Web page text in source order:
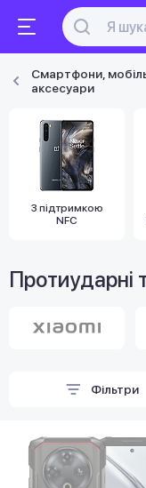
Смартфони,
аксесуари
З підтримкою
NFC
Протиударні
Фільтри